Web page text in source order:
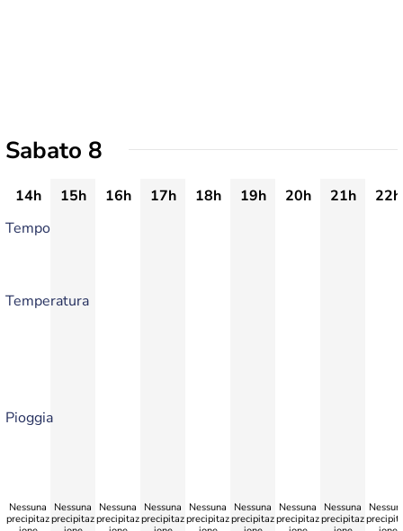
Sabato 8
14h 15h 16h 17h 18h 19h 20h 21h
22h
Tempo
Temperatura
Pioggia
Nessuna
precipitaz
Nessuna
precipitaz
Nessuna
precipitaz
Nessuna
precipitaz
Nessuna
precipitaz
Nessuna
precipitaz
Nessuna
precipitaz
Nessuna
precipitaz